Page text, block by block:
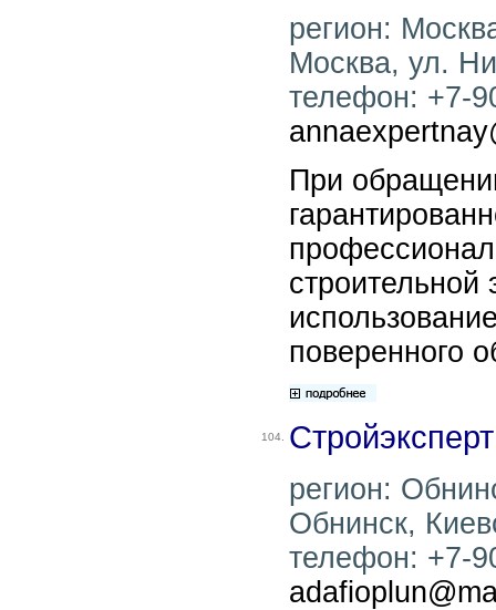
регион:
Москва, ул.
телефон: +7-
При
строительной
поверенного
104.
регион:
Обнинск,
телефон: +7-